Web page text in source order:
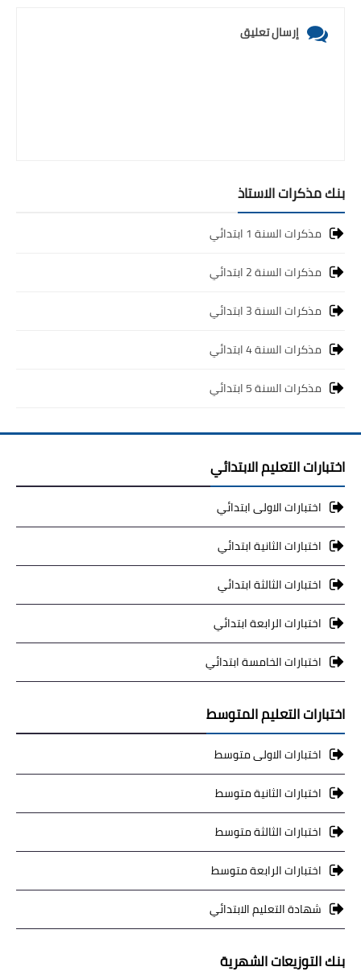
إرسال تعليق
بنك مذكرات الاستاذ
مذكرات السنة 1 ابتدائي
مذكرات السنة 2 ابتدائي
مذكرات السنة 3 ابتدائي
مذكرات السنة 4 ابتدائي
مذكرات السنة 5 ابتدائي
اختبارات التعليم الابتدائي
اختبارات الاولى ابتدائي
اختبارات الثانية ابتدائي
اختبارات الثالثة ابتدائي
اختبارات الرابعة ابتدائي
اختبارات الخامسة ابتدائي
اختبارات التعليم المتوسط
اختبارات الاولى متوسط
اختبارات الثانية متوسط
اختبارات الثالثة متوسط
اختبارات الرابعة متوسط
شهادة التعليم الابتدائي
بنك التوزيعات الشهرية